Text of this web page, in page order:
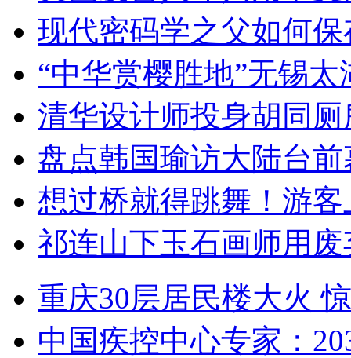
现代密码学之父如何
“中华赏樱胜地”无锡
清华设计师投身胡同
盘点韩国瑜访大陆台
想过桥就得跳舞！游客
祁连山下玉石画师用
重庆30层居民楼大火
中国疾控中心专家：